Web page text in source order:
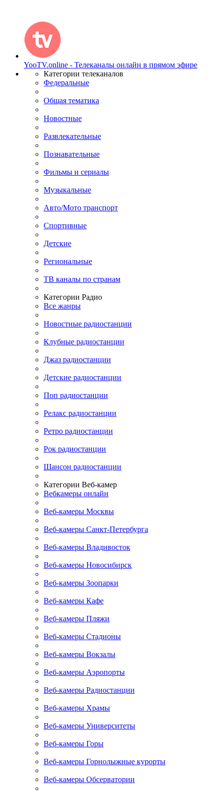
YooTV.online - Телеканалы онлайн в прямом эфире
Категории телеканалов
Федеральные
Общая тематика
Новостные
Развлекательные
Познавательные
Фильмы и сериалы
Музыкальные
Авто/Мото транспорт
Спортивные
Детские
Региональные
ТВ каналы по странам
Категории Радио
Все жанры
Новостные радиостанции
Клубные радиостанции
Джаз радиостанции
Детские радиостанции
Поп радиостанции
Релакс радиостанции
Ретро радиостанции
Рок радиостанции
Шансон радиостанции
Категории Веб-камер
Вебкамеры онлайн
Веб-камеры Москвы
Веб-камеры Санкт-Петербурга
Веб-камеры Владивосток
Веб-камеры Новосибирск
Веб-камеры Зоопарки
Веб-камеры Кафе
Веб-камеры Пляжи
Веб-камеры Стадионы
Веб-камеры Вокзалы
Веб-камеры Аэропорты
Веб-камеры Радиостанции
Веб-камеры Храмы
Веб-камеры Университеты
Веб-камеры Горы
Веб-камеры Горнолыжные курорты
Веб-камеры Обсерватории